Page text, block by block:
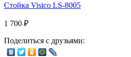
Стойка Visico LS-8005
1 700 ₽
Поделиться с друзьями: